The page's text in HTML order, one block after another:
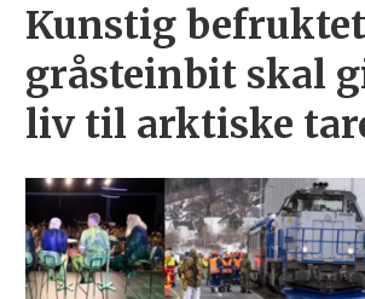
Kunstig befruktet
gråsteinbit skal
liv til arktiske